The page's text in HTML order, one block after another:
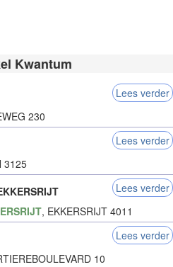
Kwantum
Lees verder
230
Lees verder
3125
Lees verder
, EKKERSRIJT 4011
Lees verder
10